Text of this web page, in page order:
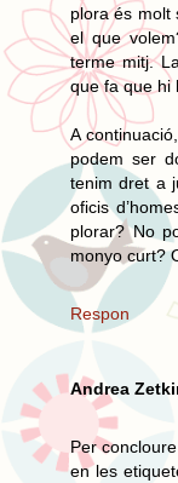
plora és molt
el que
terme mitj.
que fa que hi
A
podem ser
tenim dret a
oficis
plorar? No
monyo curt?
Respon
Andrea
Per
en les